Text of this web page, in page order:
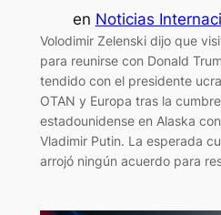
en Noticias
Volodimir Zelenski dijo que
para reunirse con Donald
tendido con el presidente
OTAN y Europa tras la
estadounidense en Alaska
Vladimir Putin. La esperada
arrojó ningún acuerdo para